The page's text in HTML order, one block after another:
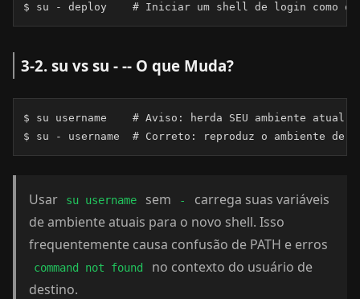
$ su - deploy    # Iniciar um shell de login como o
3-2. su vs su - -- O que Muda?
$ su username    # Aviso: herda SEU ambiente atual
$ su - username  # Correto: reproduz o ambiente de
Usar su username sem -
carrega suas variáveis
de ambiente atuais para o novo shell. Isso
frequentemente causa confusão de PATH e erros
command not found
no contexto do usuário de
destino.